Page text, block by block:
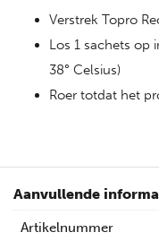
Verstrek Topro
Los 1 sachets op
38° Celsius)
Roer totdat het
Aanvullende
Artikelnummer